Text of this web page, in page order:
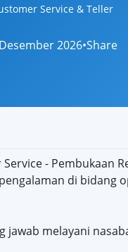
Service & Teller
2026•Share
- Pembukaan
di bidang
jawab melayani